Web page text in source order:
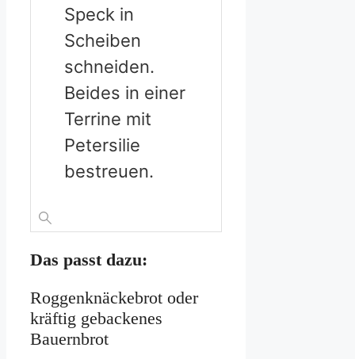
Speck in
Scheiben
schneiden.
Beides in einer
Terrine mit
Petersilie
bestreuen.
Das passt dazu:
Roggenknäckebrot oder
kräftig gebackenes
Bauernbrot